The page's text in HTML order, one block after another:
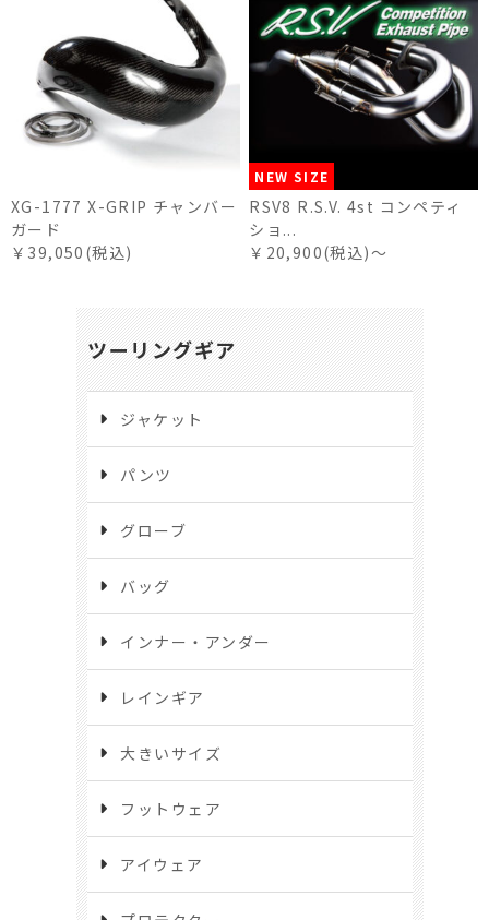
XG-1777 X-GRIP チャンバー
ガード
￥39,050(税込)
NEW SIZE
RSV8 R.S.V. 4st コンペティ
ショ...
￥20,900(税込)～
ツーリングギア
ジャケット
パンツ
グローブ
バッグ
インナー・アンダー
レインギア
大きいサイズ
フットウェア
アイウェア